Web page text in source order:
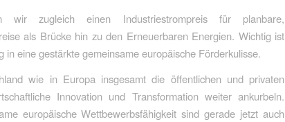
wir zugleich einen Industriestrompreis für planbare,
als Brücke hin zu den Erneuerbaren Energien. Wichtig ist
in eine gestärkte gemeinsame europäische Förderkulisse.
wie in Europa insgesamt die öffentlichen und privaten
Innovation und Transformation weiter ankurbeln.
europäische Wettbewerbsfähigkeit sind gerade jetzt auch